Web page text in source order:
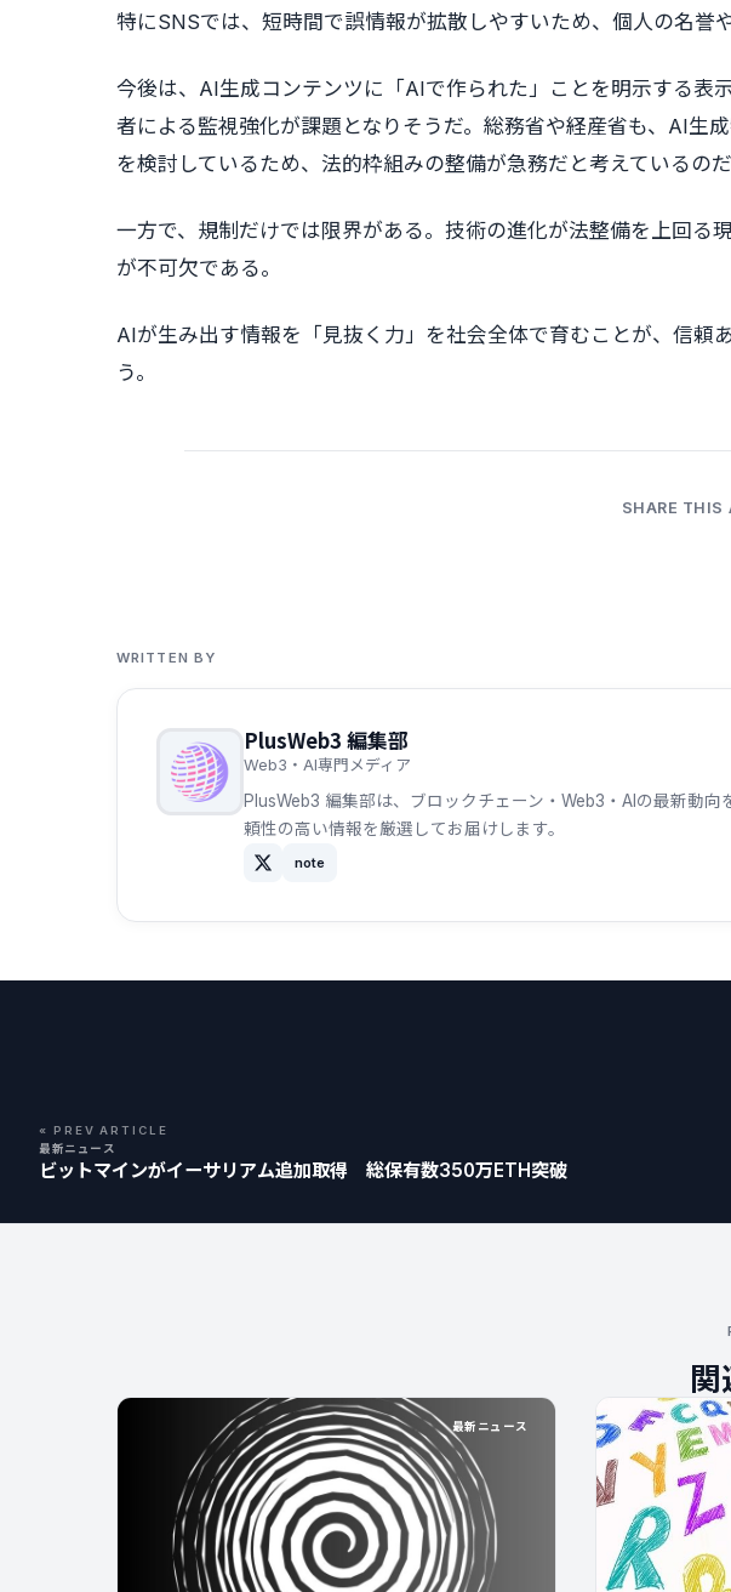
特にSNSでは、短時間で誤情報が拡散しやすいため、個人の名誉
今後は、AI生成コンテンツに「AIで作られた」ことを明示する表
者による監視強化が課題となりそうだ。総務省や経産省も、AI生
を検討しているため、法的枠組みの整備が急務だと考えているのだ
一方で、規制だけでは限界がある。技術の進化が法整備を上回る
が不可欠である。
AIが生み出す情報を「見抜く力」を社会全体で育むことが、信頼
う。
SHARE THIS
WRITTEN BY
PlusWeb3 編集部
Web3・AI専門メディア
PlusWeb3 編集部は、ブロックチェーン・Web3・AIの最新動
頼性の高い情報を厳選してお届けします。
note
« PREV ARTICLE
最新ニュース
ビットマインがイーサリアム追加取得 総保有数350万ETH突破
最新ニュース